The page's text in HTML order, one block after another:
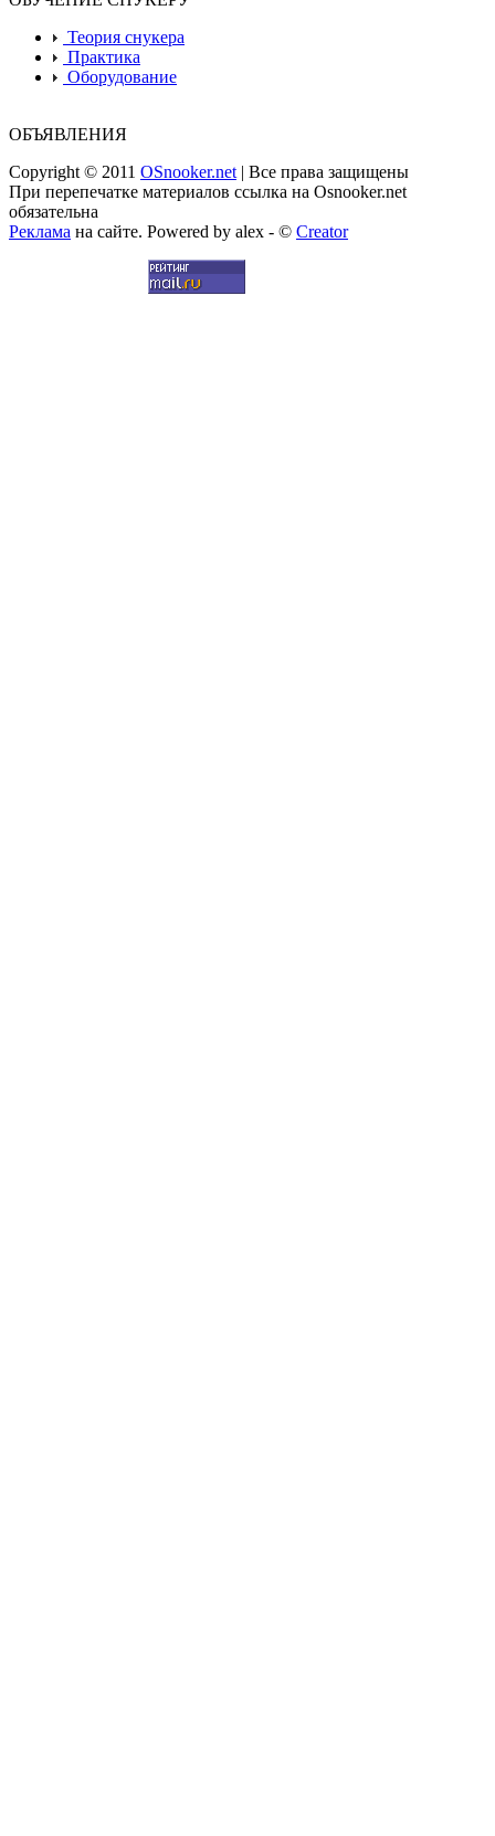
Теория снукера
Практика
Оборудование
ОБЪЯВЛЕНИЯ
Copyright © 2011 OSnooker.net| Все права защищены
При перепечатке материалов ссылка на Osnooker.net
обязательна
Реклама на сайте. Powered by alex - © Creator